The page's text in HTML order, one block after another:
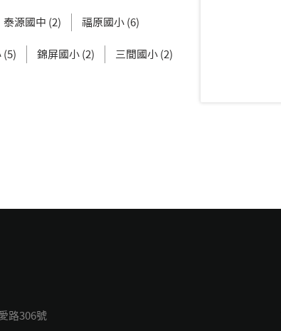
泰源國中 (2) 福原國小 (6)
(5) 錦屏國小 (2) 三間國小 (2)
路306號